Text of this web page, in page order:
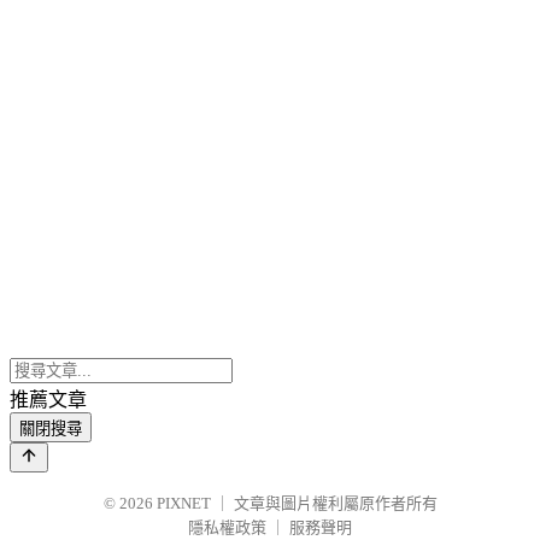
推薦文章
關閉搜尋
© 2026 PIXNET
文章與圖片權利屬原作者所有
隱私權政策
服務聲明